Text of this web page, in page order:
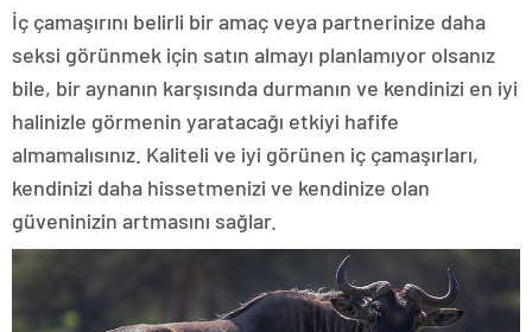
İç çamaşırını belirli bir amaç veya partnerinize daha
seksi görünmek için satın almayı planlamıyor olsanız
bile, bir aynanın karşısında durmanın ve kendinizi en iyi
halinizle görmenin yaratacağı etkiyi hafife
almamalısınız. Kaliteli ve iyi görünen iç çamaşırları,
kendinizi daha hissetmenizi ve kendinize olan
güveninizin artmasını sağlar.